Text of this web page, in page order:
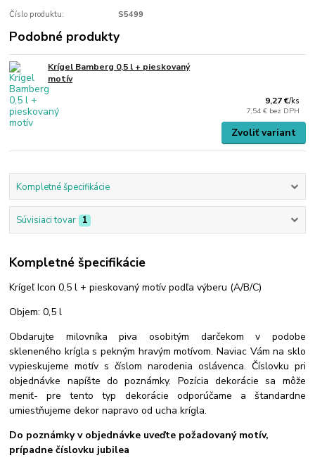
Číslo produktu: S5499
Podobné produkty
Krígel Bamberg 0,5 l + pieskovaný
motív
9,27 €/ks
7,54 € bez DPH
Zvoliť variant
Kompletné špecifikácie
Súvisiaci tovar 1
Kompletné špecifikácie
Krígeľ Icon 0,5 l + pieskovaný motív podľa výberu (A/B/C)
Objem: 0,5 l
Obdarujte milovníka piva osobitým darčekom v podobe
skleneného krígla s pekným hravým motívom. Naviac Vám na sklo
vypieskujeme motív s číslom narodenia oslávenca. Číslovku pri
objednávke napíšte do poznámky. Pozícia dekorácie sa môže
meniť- pre tento typ dekorácie odporúčame a štandardne
umiestňujeme dekor napravo od ucha krígla.
Do poznámky v objednávke uveďte požadovaný motív,
prípadne číslovku jubilea